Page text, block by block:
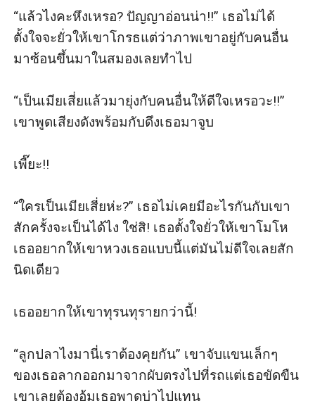
“แล้วไงคะหึงเหรอ? ปัญญาอ่อนน่า!!” เธอไม่ได้
ตั้งใจจะยั่วให้เขาโกรธแต่ว่าภาพเขาอยู่กับคนอื่น
มาซ้อนขึ้นมาในสมองเลยทำไป
“เป็นเมียเสี่ยแล้วมายุ่งกับคนอื่นให้ดีใจเหรอวะ!!”
เขาพูดเสียงดังพร้อมกับดึงเธอมาจูบ
เพี๊ยะ!!
“ใครเป็นเมียเสี่ยห่ะ?” เธอไม่เคยมีอะไรกันกับเขา
สักครั้งจะเป็นได้ไง ใช่สิ! เธอตั้งใจยั่วให้เขาโมโห
เธออยากให้เขาหวงเธอแบบนี้แต่มันไม่ดีใจเลยสัก
นิดเดียว
เธออยากให้เขาทุรนทุรายกว่านี้!
“ลูกปลาไงมานี่เราต้องคุยกัน” เขาจับแขนเล็กๆ
ของเธอลากออกมาจากผับตรงไปที่รถแต่เธอขัดขืน
เขาเลยต้องอุ้มเธอพาดบ่าไปแทน